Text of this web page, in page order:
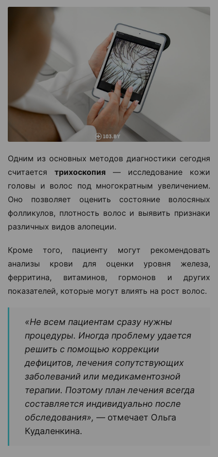
Одним из основных методов диагностики сегодня
считается трихоскопия — исследование кожи
головы и волос под многократным увеличением.
Оно позволяет оценить состояние волосяных
фолликулов, плотность волос и выявить признаки
различных видов алопеции.
Кроме того, пациенту могут рекомендовать
анализы крови для оценки уровня железа,
ферритина, витаминов, гормонов и других
показателей, которые могут влиять на рост волос.
«Не всем пациентам сразу нужны
процедуры. Иногда проблему удается
решить с помощью коррекции
дефицитов, лечения сопутствующих
заболеваний или медикаментозной
терапии. Поэтому план лечения всегда
составляется индивидуально после
обследования», — отмечает Ольга
Кудаленкина.